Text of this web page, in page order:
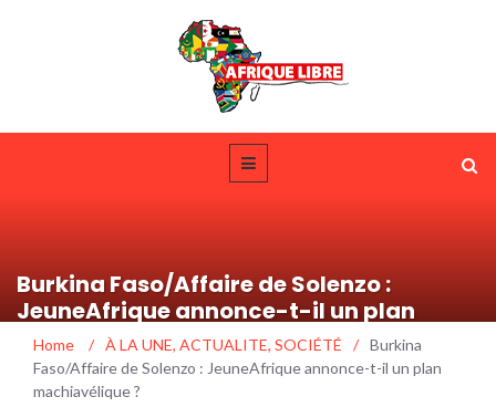
Burkina Faso/Affaire de Solenzo :
JeuneAfrique annonce-t-il un plan
machiavélique ?
Home / À LA UNE, ACTUALITE, SOCIÉTÉ / Burkina
Faso/Affaire de Solenzo : JeuneAfrique annonce-t-il un plan
machiavélique ?